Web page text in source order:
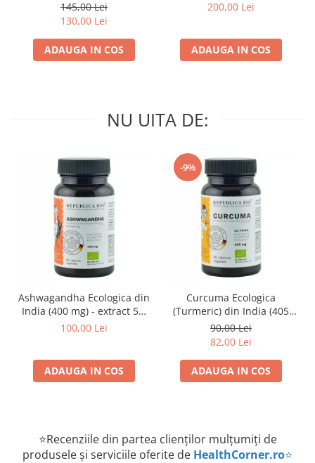
145,00 Lei
130,00 Lei
ADAUGA IN COS
pastrav danez (certificat
200,00 Lei
ADAUGA IN COS
NU UITA DE:
Ashwagandha Ecologica din
India (400 mg) - extract 5%
Republica BIO, 60 capsule
100,00 Lei
ADAUGA IN COS
-9%
Curcuma Ecologica
(Turmeric) din India (405
mg) Republica BIO, 60
capsule
90,00 Lei
82,00 Lei
ADAUGA IN COS
⭐Recenziile din partea clienților mulțumiți de
produsele și serviciile oferite de HealthCorner.ro⭐